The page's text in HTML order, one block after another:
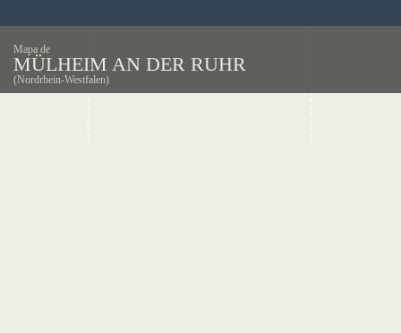
Mapa de
MÜLHEIM AN DER RUHR
(Nordrhein-Westfalen)